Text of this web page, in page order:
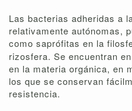
Las bacterias adheridas a
relativamente autónomas,
como saprófitas en la
rizosfera. Se encuentran
en la materia orgánica, en
los que se conservan
resistencia.